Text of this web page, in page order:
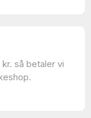
så betaler vi